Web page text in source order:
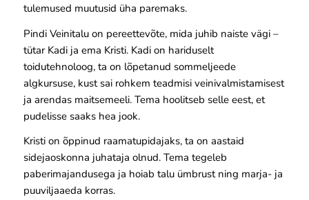
tulemused muutusid üha paremaks.
Pindi Veinitalu on pereettevõte, mida juhib naiste vägi –
tütar Kadi ja ema Kristi. Kadi on hariduselt
toidutehnoloog, ta on lõpetanud sommeljeede
algkursuse, kust sai rohkem teadmisi veinivalmistamisest
ja arendas maitsemeeli. Tema hoolitseb selle eest, et
pudelisse saaks hea jook.
Kristi on õppinud raamatupidajaks, ta on aastaid
sidejaoskonna juhataja olnud. Tema tegeleb
paberimajandusega ja hoiab talu ümbrust ning marja- ja
puuviljaaeda korras.